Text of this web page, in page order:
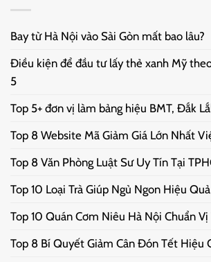
Bay từ Hà Nội vào Sài Gòn mất bao lâu?
Điều kiện để đầu tư lấy thẻ xanh Mỹ
5
Top 5+ đơn vị làm bảng hiệu BMT, Đắk
Top 8 Website Mã Giảm Giá Lớn Nhất
Top 8 Văn Phòng Luật Sư Uy Tín Tại
Top 10 Loại Trà Giúp Ngủ Ngon Hiệu
Top 10 Quán Cơm Niêu Hà Nội Chuẩn
Top 8 Bí Quyết Giảm Cân Đón Tết Hiệu